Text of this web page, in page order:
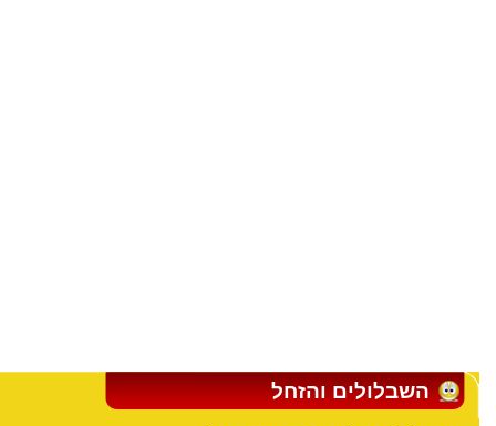
השבלולים והזחל